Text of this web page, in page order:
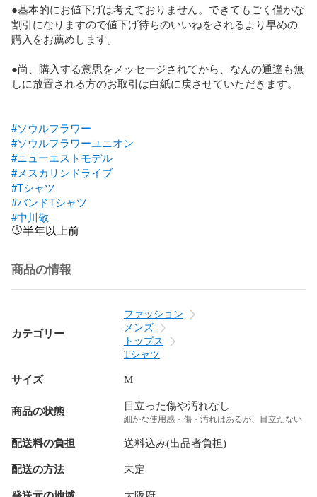
●基本的にお値下げは考えておりません。できてもごく僅かな
割引になりますので値下げ待ちのいいねをされるより早めの
購入をお薦めします。
●尚、購入する意思をメッセージされてから、なんの通達も無
しに放置される方のお取引は白紙に戻させていただきます。
#ソウルフラワー
#ソウルフラワーユニオン
#ニューエストモデル
#メスカリンドライブ
#Tシャツ
#バンドTシャツ
#中川敬
半年以上前
商品の情報
カテゴリー
ファッション
メンズ
トップス
Tシャツ
サイズ M
商品の状態 目立った傷や汚れなし
細かな使用感・傷・汚れはあるが、目立たない
配送料の負担 送料込み(出品者負担)
配送の方法 未定